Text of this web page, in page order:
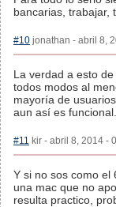
bancarias, trabajar,
#10 jonathan - abril 8,
La verdad a esto
todos modos al
mayoría de
aun así es funcional.
#11 kir - abril 8, 2014 -
Y si no sos como el
una mac que no
resulta practico,